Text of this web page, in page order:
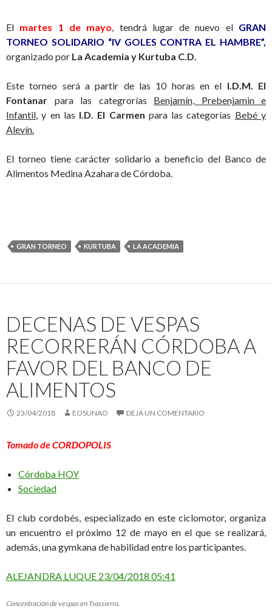
El martes 1 de mayo, tendrá lugar de nuevo el GRAN
TORNEO SOLIDARIO “IV GOLES CONTRA EL HAMBRE”,
organizado por La Academia y Kurtuba C.D.
Este torneo será a partir de las 10 horas en el I.D.M. El
Fontanar para las categrorías Benjamín, Prebenjamin e
Infantil, y en las I.D. El Carmen para las categorías Bebé y
Alevín.
El torneo tiene carácter solidario a beneficio del Banco de
Alimentos Medina Azahara de Córdoba.
GRAN TORNEO KURTUBA LA ACADEMIA
DECENAS DE VESPAS
RECORRERÁN CÓRDOBA A
FAVOR DEL BANCO DE
ALIMENTOS
23/04/2018 EOSUNAO DEJA UN COMENTARIO
Tomado de CORDOPOLIS
Córdoba HOY
Sociedad
El club cordobés, especializado en este ciclomotor, organiza
un encuentro el próximo 12 de mayo en el que se realizará,
además, una gymkana de habilidad entre los participantes.
ALEJANDRA LUQUE 23/04/2018 05:41
Concentración de vespas en Trassierra.